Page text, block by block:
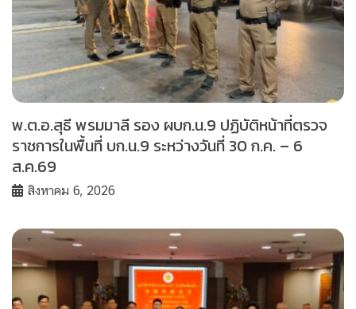
พ.ต.อ.สุธี พรมมาลี รอง ผบก.น.9 ปฏิบัติหน้าที่ตรวจ
ราชการในพื้นที่ บก.น.9 ระหว่างวันที่ 30 ก.ค. – 6
ส.ค.69
สิงหาคม 6, 2026